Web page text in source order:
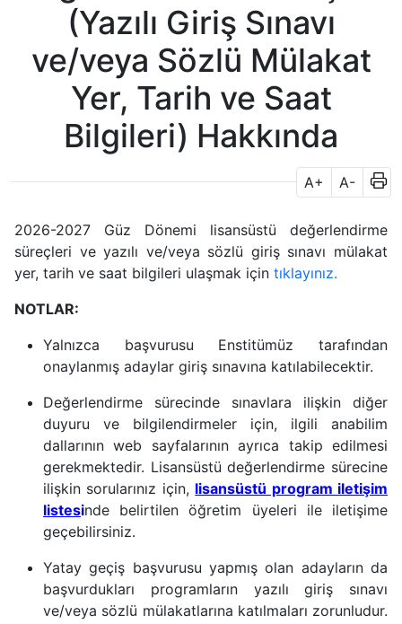
(Yazılı Giriş Sınavı
ve/veya Sözlü Mülakat
Yer, Tarih ve Saat
Bilgileri) Hakkında
A+ A-
2026-2027 Güz Dönemi lisansüstü değerlendirme
süreçleri ve yazılı ve/veya sözlü giriş sınavı mülakat
yer, tarih ve saat bilgileri ulaşmak için tıklayınız.
NOTLAR:
Yalnızca başvurusu Enstitümüz tarafından
onaylanmış adaylar giriş sınavına katılabilecektir.
Değerlendirme sürecinde sınavlara ilişkin diğer
duyuru ve bilgilendirmeler için, ilgili anabilim
dallarının web sayfalarının ayrıca takip edilmesi
gerekmektedir. Lisansüstü değerlendirme sürecine
ilişkin sorularınız için, lisansüstü program iletişim
listesinde belirtilen öğretim üyeleri ile iletişime
geçebilirsiniz.
Yatay geçiş başvurusu yapmış olan adayların da
başvurdukları programların yazılı giriş sınavı
ve/veya sözlü mülakatlarına katılmaları zorunludur.